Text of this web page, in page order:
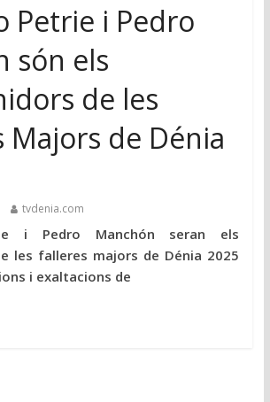
Petrie i Pedro
són els
de les
Majors de Dénia
tvdenia.com
i Pedro Manchón seran els
les falleres majors de Dénia 2025
i exaltacions de